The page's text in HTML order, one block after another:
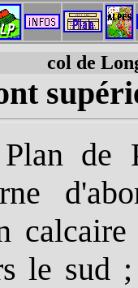
col de
de
le sud